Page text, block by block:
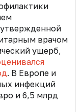
врачом
ущерб,
. В Европе и
инфекций
и 6,5 млрд